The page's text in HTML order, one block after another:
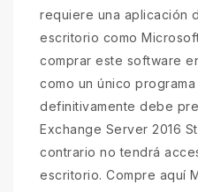
requiere una aplicación
escritorio como
comprar este software
como un único
definitivamente debe
Exchange Server 2016
contrario no tendrá
escritorio. Compre aquí